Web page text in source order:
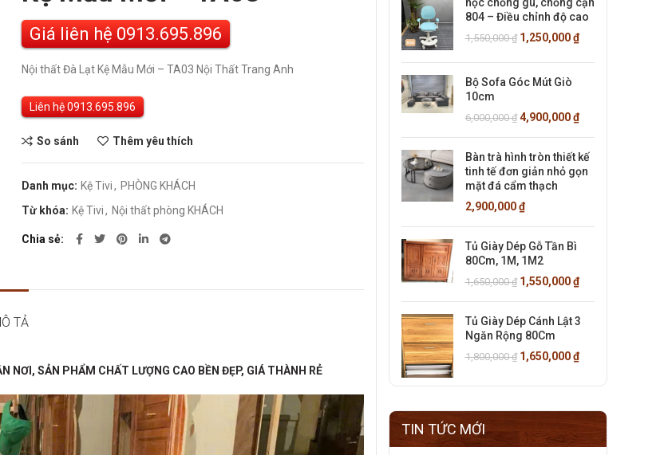
Giá liên hệ
Nội thất Đà Lạt Kệ Mẫu Mới – TA03 Nội Thất Trang Anh
Liên hệ
So sánh Thêm yêu thích
Danh mục: Kệ Tivi , PHÒNG KHÁCH
Từ khóa: Kệ Tivi , Nội thất phòng KHÁCH
Chia sẻ
TẢ
NƠI, SẢN PHẨM CHẤT LƯỢNG CAO BỀN ĐẸP, GIÁ THÀNH RẺ
804 – Điều chỉnh độ cao
1,550,000₫ 1,250,000₫
Bộ Sofa Góc Mút Giò
10cm
6,000,000₫ 4,900,000₫
Bàn trà hình tròn thiết kế
tinh tế đơn giản nhỏ gọn
mặt đá cẩm thạch
2,900,000₫
Tủ Giày Dép Gỗ Tần Bì
80Cm, 1M, 1M2
1,650,000₫ 1,550,000₫
Tủ Giày Dép Cánh Lật 3
Ngăn Rộng 80Cm
1,800,000₫ 1,650,000₫
TIN TỨC MỚI